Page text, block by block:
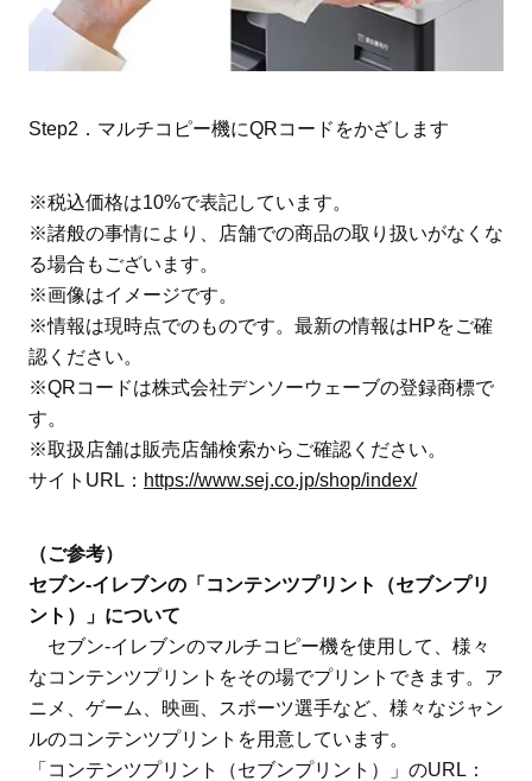
Step2．マルチコピー機にQRコードをかざします
※税込価格は10%で表記しています。
※諸般の事情により、店舗での商品の取り扱いがなくな
る場合もございます。
※画像はイメージです。
※情報は現時点でのものです。最新の情報はHPをご確
認ください。
※QRコードは株式会社デンソーウェーブの登録商標で
す。
※取扱店舗は販売店舗検索からご確認ください。
サイトURL： https://www.sej.co.jp/shop/index/
（ご参考）
セブン‐イレブンの「コンテンツプリント（セブンプリ
ント）」について
セブン‐イレブンのマルチコピー機を使用して、様々
なコンテンツプリントをその場でプリントできます。ア
ニメ、ゲーム、映画、スポーツ選手など、様々なジャン
ルのコンテンツプリントを用意しています。
「コンテンツプリント（セブンプリント）」のURL：